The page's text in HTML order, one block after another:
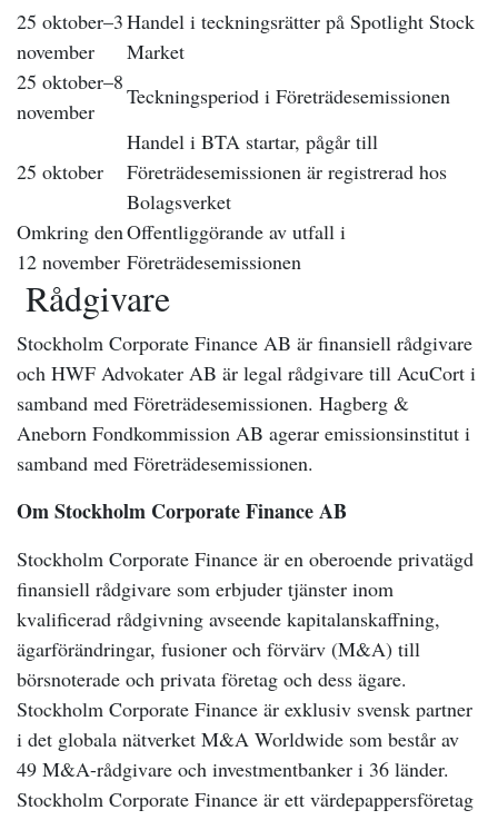
25 oktober–3
november
Handel i teckningsrätter på Spotlight Stock
Market
25 oktober–8
november
Teckningsperiod i Företrädesemissionen
25 oktober
Handel i BTA startar, pågår till
Företrädesemissionen är registrerad hos
Bolagsverket
Omkring den
12 november
Offentliggörande av utfall i
Företrädesemissionen
Rådgivare
Stockholm Corporate Finance AB är finansiell rådgivare
och HWF Advokater AB är legal rådgivare till AcuCort i
samband med Företrädesemissionen. Hagberg &
Aneborn Fondkommission AB agerar emissionsinstitut i
samband med Företrädesemissionen.
Om Stockholm Corporate Finance AB
Stockholm Corporate Finance är en oberoende privatägd
finansiell rådgivare som erbjuder tjänster inom
kvalificerad rådgivning avseende kapitalanskaffning,
ägarförändringar, fusioner och förvärv (M&A) till
börsnoterade och privata företag och dess ägare.
Stockholm Corporate Finance är exklusiv svensk partner
i det globala nätverket M&A Worldwide som består av
49 M&A-rådgivare och investmentbanker i 36 länder.
Stockholm Corporate Finance är ett värdepappersföretag